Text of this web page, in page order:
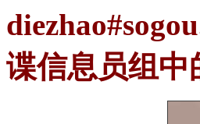
谍信息员组中